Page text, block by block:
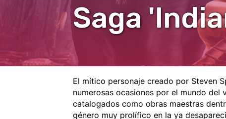
Saga
El mítico personaje creado por Steven
numerosas ocasiones por el mundo
catalogados como obras maestras
género muy prolífico en la ya